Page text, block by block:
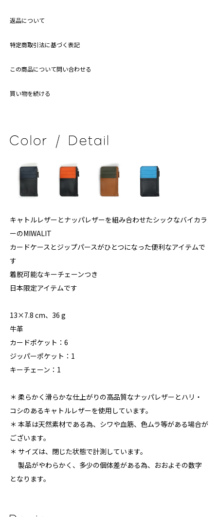
返品について
特定商取引法に基づく表記
この商品について問い合わせる
買い物を続ける
キャトルレザーとナッパレザーを組み合わせたシックなバイカラ
ーのMIWALIT
カードケースとジップパースがひとつになった便利なアイテムで
す
着脱可能なキーチェーンつき
日本限定アイテムです
13×7.8 cm、36 g
牛革
カードポケット：6
ジッパーポケット：1
キーチェーン：1
＊ 柔らかく滑らかな仕上がりの高品質なナッパレザーとハリ・
コシのあるキャトルレザーを使用しています。
＊ 本革は天然素材である為、シワや血筋、色ムラ等がある場合が
ございます。
＊ サイズは、閉じた状態で計測しています。
製品がやわらかく、多少の個体差がある為、おおよその数字
となります。